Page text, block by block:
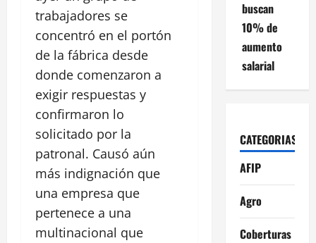
trabajadores se
concentró en el portón
de la fábrica desde
donde comenzaron a
exigir respuestas y
confirmaron lo
solicitado por la
patronal. Causó aún
más indignación que
una empresa que
pertenece a una
multinacional que
buscan
10% de
aumento
salarial
CATEGORIAS
AFIP
Agro
Coberturas